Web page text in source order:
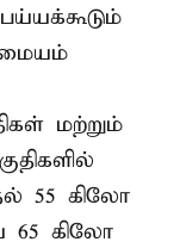
மற்றும்
55 கிலோ
65 கிலோ